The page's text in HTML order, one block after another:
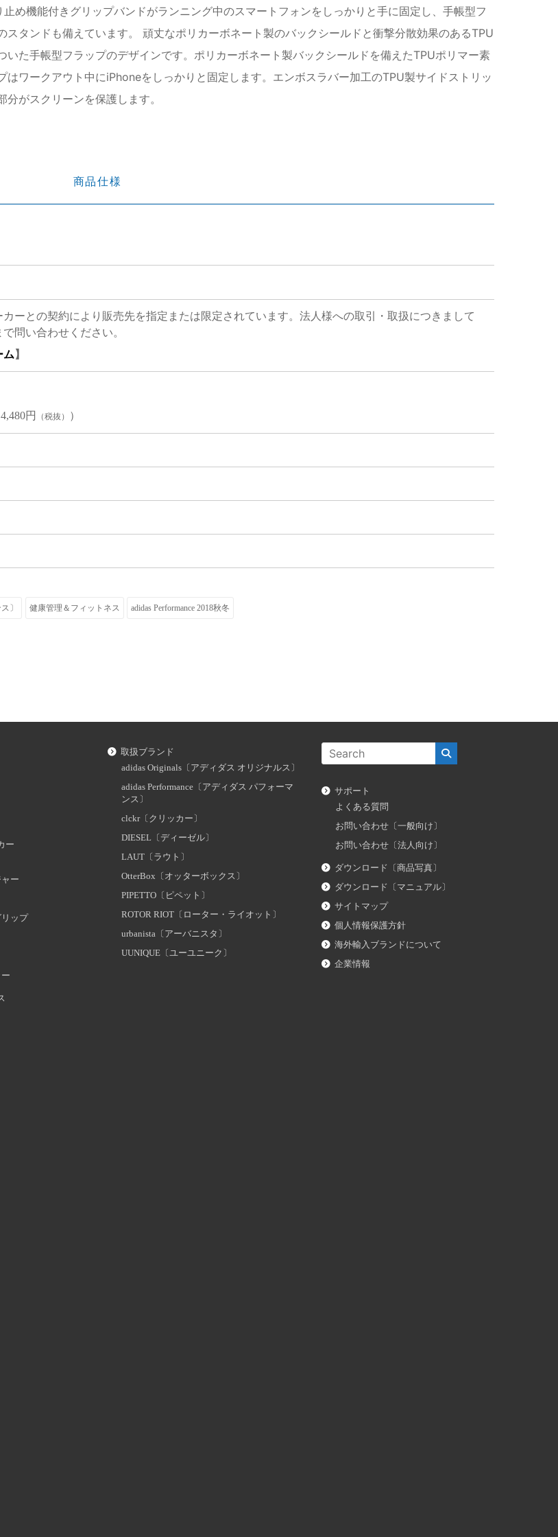
め機能付きグリップバンドがランニング中のスマートフォンをしっかりと手に固定し、手帳型フ
タンドも備えています。 頑丈なポリカーボネート製のバックシールドと衝撃分散効果のあるTPU
た手帳型フラップのデザインです。ポリカーボネート製バックシールドを備えたTPUポリマー素
ワークアウト中にiPhoneをしっかりと固定します。エンボスラバー加工のTPU製サイドストリッ
がスクリーンを保護します。
商品仕様
ーとの契約により販売先を指定または限定されています。法人様への取引・取扱につきまして
問い合わせください。
ム 】
4,480円 （税抜） ）
〕 健康管理＆フィットネス adidas Performance 2018秋冬
ー
ー
ップ
取扱ブランド
adidas Originals〔アディダス オリジナルス〕
adidas Performance〔アディダス パフォーマ
ンス〕
clckr〔クリッカー〕
DIESEL〔ディーゼル〕
LAUT〔ラウト〕
OtterBox〔オッターボックス〕
PIPETTO〔ピペット〕
ROTOR RIOT〔ローター・ライオット〕
urbanista〔アーバニスタ〕
UUNIQUE〔ユーユニーク〕
サポート
よくある質問
お問い合わせ〔一般向け〕
お問い合わせ〔法人向け〕
ダウンロード〔商品写真〕
ダウンロード〔マニュアル〕
サイトマップ
個人情報保護方針
海外輸入ブランドについて
企業情報